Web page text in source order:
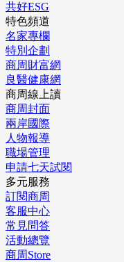
共好ESG
特色頻道
名家專欄
特別企劃
商周財富網
良醫健康網
商周線上讀
商周封面
兩岸國際
人物報導
職場管理
申請七天試閱
多元服務
訂閱商周
客服中心
常見問答
活動總覽
商周Store